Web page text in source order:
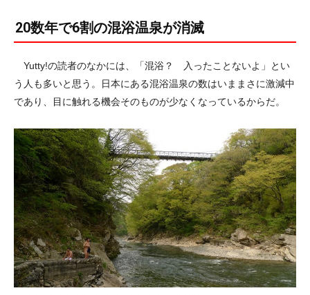
20数年で6割の混浴温泉が消滅
Yutty!の読者のなかには、「混浴？ 入ったことないよ」とい
う人も多いと思う。日本にある混浴温泉の数はいままさに激減中
であり、目に触れる機会そのものが少なくなっているからだ。